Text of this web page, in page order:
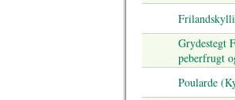
Grydestegt
peberfrugt
Poularde